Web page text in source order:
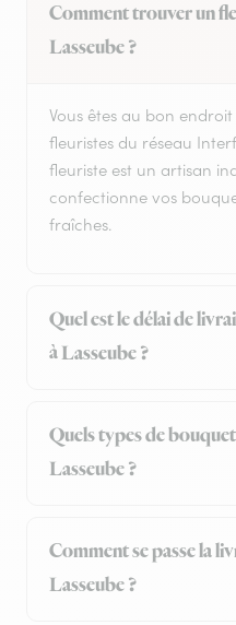
Comment trouver un
Lasseube ?
Vous êtes au bon
fleuristes du réseau
fleuriste est un artisan
confectionne vos
fraîches.
Quel est le délai de
à Lasseube ?
Quels types de
Lasseube ?
Comment se passe la
Lasseube ?